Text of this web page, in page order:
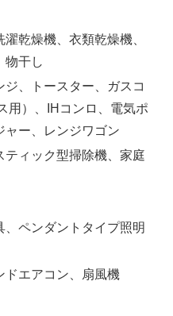
乾燥機、衣類乾燥機、
物干し
、トースター、ガスコ
用）、IHコンロ、電気ポ
ャー、レンジワゴン
ティック型掃除機、家庭
、ペンダントタイプ照明
ドエアコン、扇風機